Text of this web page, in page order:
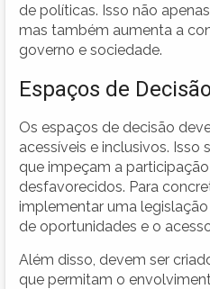
de políticas. Isso não
mas também aumenta a
governo e sociedade.
Espaços de
Os espaços de decisão
acessíveis e inclusivos. Isso
que impeçam a
desfavorecidos. Para
implementar uma
de oportunidades e o
Além disso, devem ser
que permitam o